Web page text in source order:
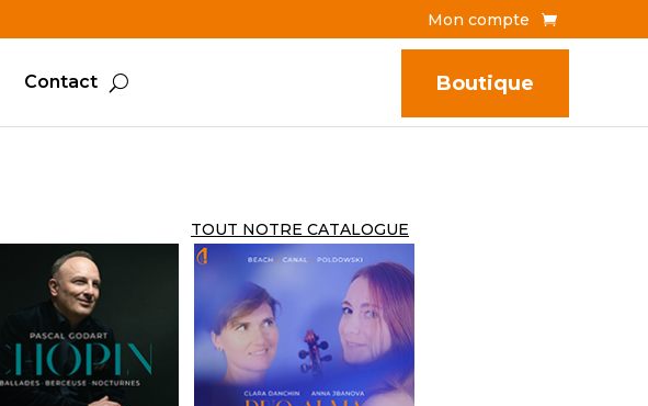
Mon compte
Contact Boutique
TOUT NOTRE CATALOGUE